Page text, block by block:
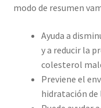
modo de resumen
Ayuda a
y a reducir la
colesterol
Previene el
hidratación de